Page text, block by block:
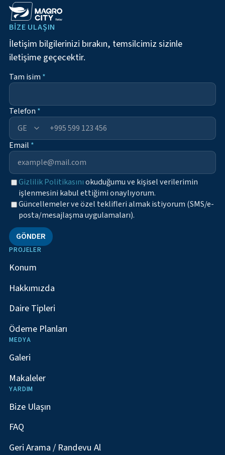
BIZE ULAŞIN
İletişim bilgilerinizi bırakın, temsilcimiz sizinle
iletişime geçecektir.
Tam isim *
Telefon *
+995
Email *
Gizlilik Politikasınıokuduğumu ve kişisel verilerimin
işlenmesini kabul ettiğimi onaylıyorum.
Güncellemeler ve özel teklifleri almak istiyorum (SMS/e-
posta/mesajlaşma uygulamaları).
GÖNDER
PROJELER
Konum
Hakkımızda
Daire Tipleri
Ödeme Planları
MEDYA
Galeri
Makaleler
YARDIM
Bize Ulaşın
FAQ
Geri Arama / Randevu Al